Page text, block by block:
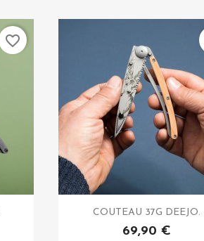
favorite_border
COUTEAU 37G DEEJO.
69,90 €